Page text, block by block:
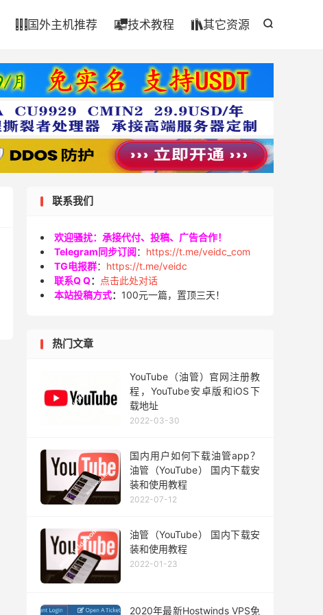

 国外主机推荐 技术教程 其它资源
联系我们
欢迎骚扰：承接代付、投稿、广告合作！
Telegram同步订阅： https://t.me/veidc_com
TG电报群： https://t.me/veidc
联系Q Q：
点击此处对话
本站投稿方式： 100元一篇，置顶三天！
热门文章
YouTube（油管）官网注册教
程，YouTube安卓版和iOS下
载地址
2022-03-30
国内用户如何下载油管app？
油管（YouTube） 国内下载安
装和使用教程
2022-07-12
油管（YouTube） 国内下载安
装和使用教程
2022-01-23
2020年最新Hostwinds VPS免